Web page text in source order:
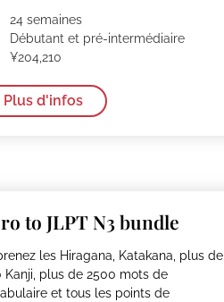
24 semaines
Débutant et pré-intermédiaire
¥204,210
Plus d'infos
to JLPT N3 bundle
les Hiragana, Katakana, plus de
Kanji, plus de 2500 mots de
et tous les points de